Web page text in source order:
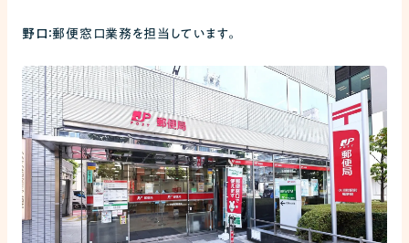
野口：郵便窓口業務を担当しています。